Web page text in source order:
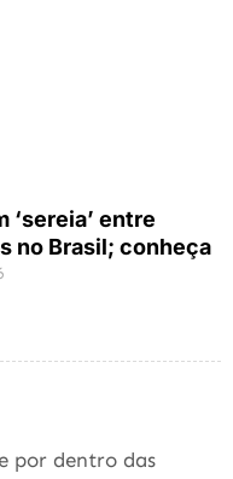
entre
no Brasil; conheça
por dentro das